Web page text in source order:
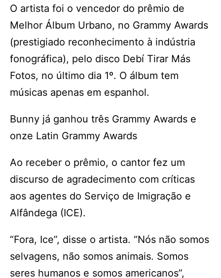
O artista foi o vencedor do prêmio de
Melhor Álbum Urbano, no Grammy Awards
(prestigiado reconhecimento à indústria
fonográfica), pelo disco Debí Tirar Más
Fotos, no último dia 1º. O álbum tem
músicas apenas em espanhol.
Bunny já ganhou três Grammy Awards e
onze Latin Grammy Awards
Ao receber o prêmio, o cantor fez um
discurso de agradecimento com críticas
aos agentes do Serviço de Imigração e
Alfândega (ICE).
“Fora, Ice”, disse o artista. “Nós não somos
selvagens, não somos animais. Somos
seres humanos e somos americanos”,